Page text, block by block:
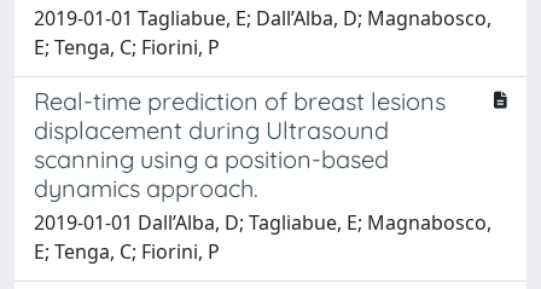
2019-01-01 Tagliabue, E; Dall’Alba, D; Magnabosco,
E; Tenga, C; Fiorini, P
Real-time prediction of breast lesions
displacement during Ultrasound
scanning using a position-based
dynamics approach.
2019-01-01 Dall’Alba, D; Tagliabue, E; Magnabosco,
E; Tenga, C; Fiorini, P